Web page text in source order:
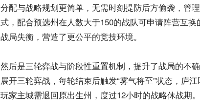
分配与战略规划更简单，无需时刻提防后方偷袭，管
式，配合预选州在人数大于150的战队可申请阵营互
战局失衡，营造了更公平的竞技环境。
然后是三轮弈战与阶段性重置机制，提升了战局的不
展开三轮弈战，每轮结束后触发“雾气将至”状态，庐
玩家主城需退回原出生州，度过12小时的战略休战期。